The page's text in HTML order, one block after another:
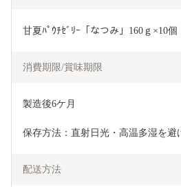
甘夏ﾊﾟｳﾁｾﾞﾘｰ「なつみ」160ｇ×10
消費期限/賞味期限
製造後6ケ月
保存方法：直射日光・高温多湿を避
配送方法